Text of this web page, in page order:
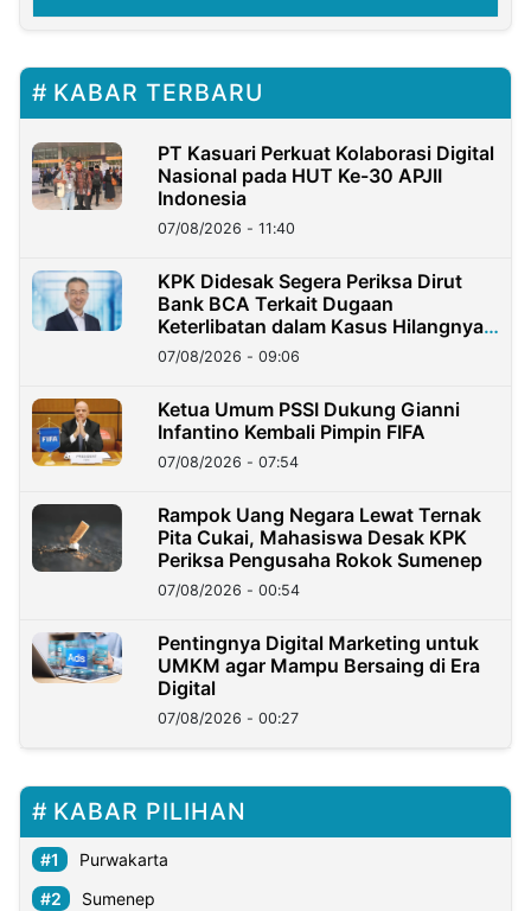
KABAR TERBARU
PT Kasuari Perkuat Kolaborasi Digital
Nasional pada HUT Ke-30 APJII
Indonesia
07/08/2026 - 11:40
KPK Didesak Segera Periksa Dirut
Bank BCA Terkait Dugaan
Keterlibatan dalam Kasus Hilangnya
Dana Nasabah Rp2,58 Miliar
07/08/2026 - 09:06
Ketua Umum PSSI Dukung Gianni
Infantino Kembali Pimpin FIFA
07/08/2026 - 07:54
Rampok Uang Negara Lewat Ternak
Pita Cukai, Mahasiswa Desak KPK
Periksa Pengusaha Rokok Sumenep
07/08/2026 - 00:54
Pentingnya Digital Marketing untuk
UMKM agar Mampu Bersaing di Era
Digital
07/08/2026 - 00:27
KABAR PILIHAN
Purwakarta
Sumenep